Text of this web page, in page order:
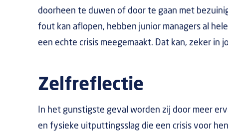
doorheen te duwen of door te gaan met
fout kan aflopen, hebben junior managers al
een echte crisis meegemaakt. Dat kan, zeker in
Zelfreflectie
In het gunstigste geval worden zij door meer
en fysieke uitputtingsslag die een crisis voor